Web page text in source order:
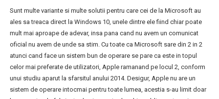
Sunt multe variante si multe solutii pentru care cei de la Microsoft au
ales sa treaca direct la Windows 10, unele dintre ele fiind chiar poate
mult mai aproape de adevar, insa pana cand nu avem un comunicat
oficial nu avem de unde sa stim. Cu toate ca Microsoft sare din 2 in 2
atunci cand face un sistem bun de operare se pare ca este in topul
celor mai preferate de utilizatori, Apple ramanand pe locul 2, conform
unui studiu aparut la sfarsitul anului 2014. Desigur, Apple nu are un
sistem de operare intocmai pentru toate lumea, acestia s-au limit doar